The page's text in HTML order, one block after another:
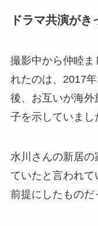
ドラマ共演が
撮影中から仲睦ま
れたのは、2017
後、お互いが海
子を示していまし
水川さんの新居
ていたと言われ
前提にしたものだ